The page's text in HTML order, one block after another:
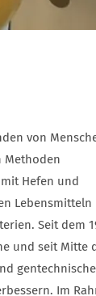
von
Methoden
Hefen und
Lebensmitteln
Seit dem
und seit Mitte
gentechnische
Im